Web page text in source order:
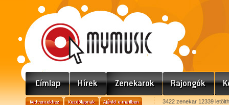
3422 zenekar 12339